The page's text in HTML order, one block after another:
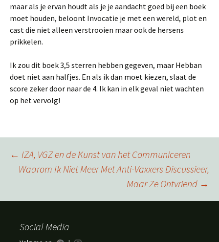
maar als je ervan houdt als je je aandacht goed bij een boek
moet houden, beloont Invocatie je met een wereld, plot en
cast die niet alleen verstrooien maar ook de hersens
prikkelen.
Ik zou dit boek 3,5 sterren hebben gegeven, maar Hebban
doet niet aan halfjes. En als ik dan moet kiezen, slaat de
score zeker door naar de 4. Ik kan in elk geval niet wachten
op het vervolg!
Berichtnavigatie
← IZA, VGZ en de Kunst van het Communiceren
Waarom Ik Niet Meer Met Anti-Vaxxers Discussieer,
Maar Ze Ontvriend →
Social Media